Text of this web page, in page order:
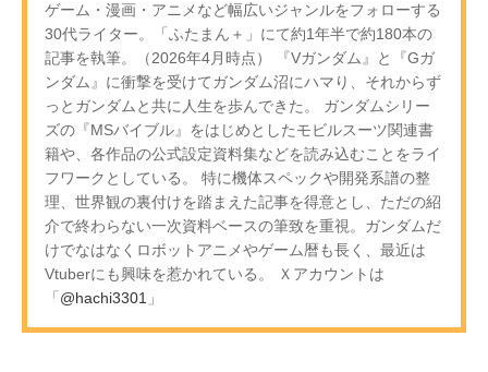
ゲーム・漫画・アニメなど幅広いジャンルをフォローする
30代ライター。「ふたまん＋」にて約1年半で約180本の
記事を執筆。（2026年4月時点） 『Vガンダム』と『Gガ
ンダム』に衝撃を受けてガンダム沼にハマり、それからず
っとガンダムと共に人生を歩んできた。 ガンダムシリー
ズの『MSバイブル』をはじめとしたモビルスーツ関連書
籍や、各作品の公式設定資料集などを読み込むことをライ
フワークとしている。 特に機体スペックや開発系譜の整
理、世界観の裏付けを踏まえた記事を得意とし、ただの紹
介で終わらない一次資料ベースの筆致を重視。ガンダムだ
けでなはなくロボットアニメやゲーム暦も長く、最近は
Vtuberにも興味を惹かれている。 Ｘアカウントは
「 @hachi3301 」